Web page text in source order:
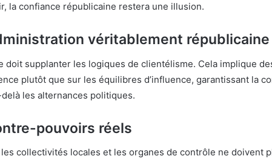
la confiance républicaine restera une illusion.
véritablement républicaine
doit supplanter les logiques de clientélisme. Cela implique
plutôt que sur les équilibres d’influence, garantissant la
les alternances politiques.
pouvoirs réels
collectivités locales et les organes de contrôle ne doivent